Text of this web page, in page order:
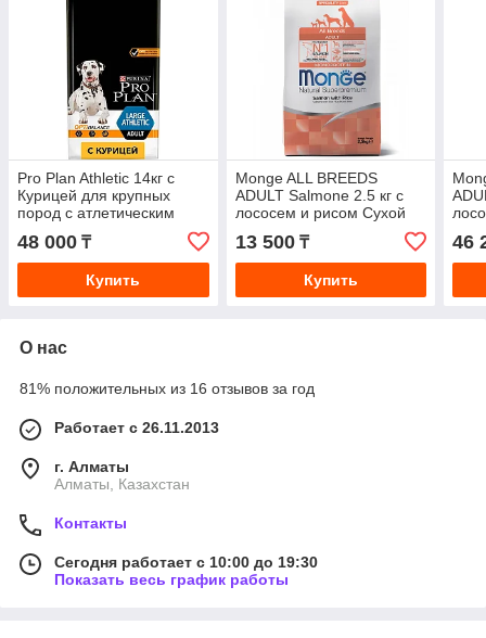
Pro Plan Athletic 14кг с
Курицей для крупных
пород с атлетическим
телосложением сухой
корм для взрослых собак
48 000 ₸
Купить
Monge ALL BREEDS
ADULT Salmone 2.5 кг с
лососем и рисом Сухой
Корм для взрослых собак
всех пород
13 500₸
Купить
46
О нас
81% положительных из 16 отзывов за год
Работает с 26.11.2013
г. Алматы
Алматы, Казахстан
Контакты
Сегодня работает с 10:00 до 19:30
Показать весь график работы